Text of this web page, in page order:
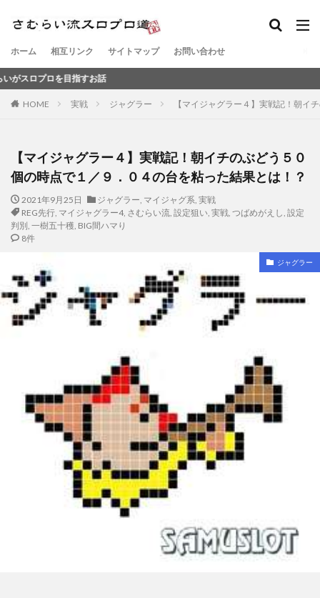
ホーム 相互リンク サイトマップ お問い合わせ
指すお話
HOME 実戦 ジャグラー 【マイジャグラー４】実戦記！朝イ
【マイジャグラー４】実戦記！朝イチのぶどう５０
個の時点で１／９．０４の台を粘った結果とは！？
2021年9月25日 ジャグラー, マイジャグ系, 実戦
REG先行, マイジャグラー4, さむらい流, 設定狙い, 実戦, つばめがえし, 設定
判別, 一樹五十穫, BIG間ハマり
8件
ジャグラー